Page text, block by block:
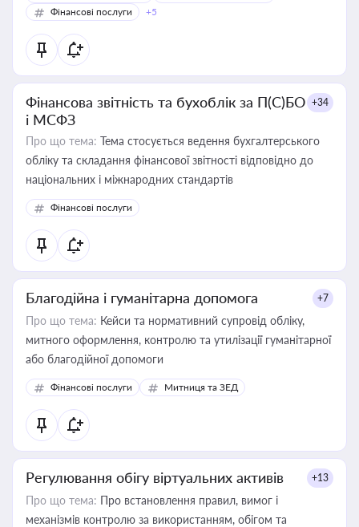
Фінансові послуги
+5
Фінансова звітність та бухоблік за П(С)БО
і МСФЗ
+34
Про що тема: Тема стосується ведення бухгалтерського
обліку та складання фінансової звітності відповідно до
національних і міжнародних стандартів
Фінансові послуги
Благодійна і гуманітарна допомога +7
Про що тема: Кейси та нормативний супровід обліку,
митного оформлення, контролю та утилізації гуманітарної
або благодійної допомоги
Фінансові послуги Митниця та ЗЕД
Регулювання обігу віртуальних активів +13
Про що тема: Про встановлення правил, вимог і
механізмів контролю за використанням, обігом та